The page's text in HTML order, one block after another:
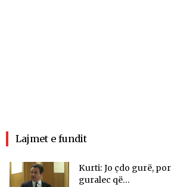
Lajmet e fundit
Kurti: Jo çdo gurë,
guralec që...